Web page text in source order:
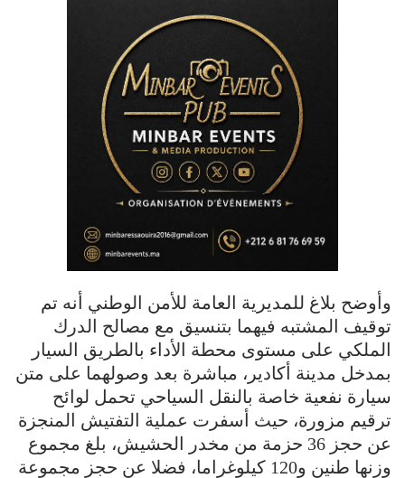
وأوضح بلاغ للمديرية العامة للأمن الوطني أنه تم
توقيف المشتبه فيهما بتنسيق مع مصالح الدرك
الملكي على مستوى محطة الأداء بالطريق السيار
بمدخل مدينة أكادير، مباشرة بعد وصولهما على متن
سيارة نفعية خاصة بالنقل السياحي تحمل لوائح
ترقيم مزورة، حيث أسفرت عملية التفتيش المنجزة
عن حجز 36 حزمة من مخدر الحشيش، بلغ مجموع
وزنها طنين و120 كيلوغراما، فضلا عن حجز مجموعة